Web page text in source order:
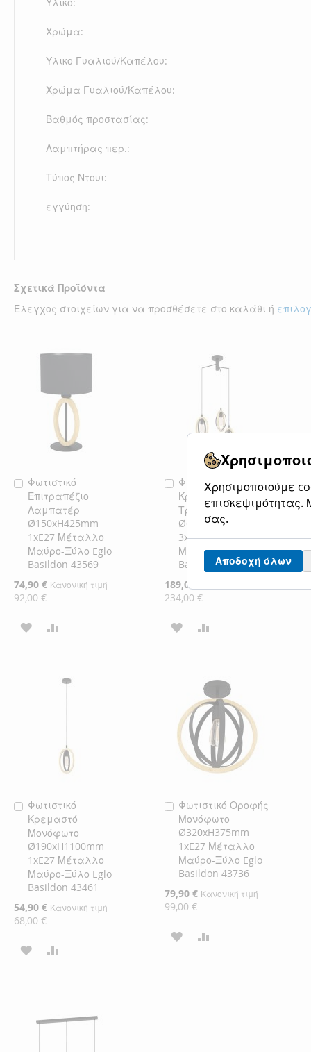
Χρώμα:
Υλικο Γυαλιού/Καπέλου:
Χρώμα Γυαλιού/Καπέλου:
Βαθμός προστασίας:
Λαμπτήρας περ.:
Τύπος Ντουι:
εγγύηση:
Σχετικά Προϊόντα
Έλεγχος στοιχείων για να προσθέσετε στο καλάθι ή
Φωτιστικό
Επιτραπέζιο
Λαμπατέρ
Ø150xH425mm
1xE27 Μέταλλο
Μαύρο-Ξύλο Eglo
Basildon 43569
Ειδική
Τιμή
74,90 € Κανονική τιμή
92,00 €
Προσθήκη
στο
Καλάθι
ΠΡΟΣΘΉΚΗ
Φωτιστικό
Κρεμαστό
Τρίφωτο Ροζέτα
Ø615xH1300mm
3xE27 Μέταλλο
Μαύρο-Ξύλο Eglo
Basildon 43463
Ειδική
Τιμή
189,00 €
234,00 €
Προσθήκη
στο
Καλάθι
ΠΡΟΣΘΉΚΗ
ΕΠΙΘΥΜΙΏΝ
Φωτιστικό
Κρεμαστό
Μονόφωτο
Ø190xH1100mm
1xE27 Μέταλλο
Μαύρο-Ξύλο Eglo
Basildon 43461
Ειδική
Τιμή
54,90 € Κανονική τιμή
68,00 €
Προσθήκη
στο
Καλάθι
ΠΡΟΣΘΉΚΗ
ΕΠΙΘΥΜΙΏΝ
Φωτιστικό Οροφής
Μονόφωτο
Ø320xH375mm
1xE27 Μέταλλο
Μαύρο-Ξύλο Eglo
Basildon 43736
Ειδική
Τιμή
79,90 € Κανονική τιμή
99,00 €
Προσθήκη
στο
Καλάθι
ΠΡΟΣΘΉΚΗ
Χρησιμοποιούμε
επισκεψιμότητας.
σας.
Αποδοχή όλων